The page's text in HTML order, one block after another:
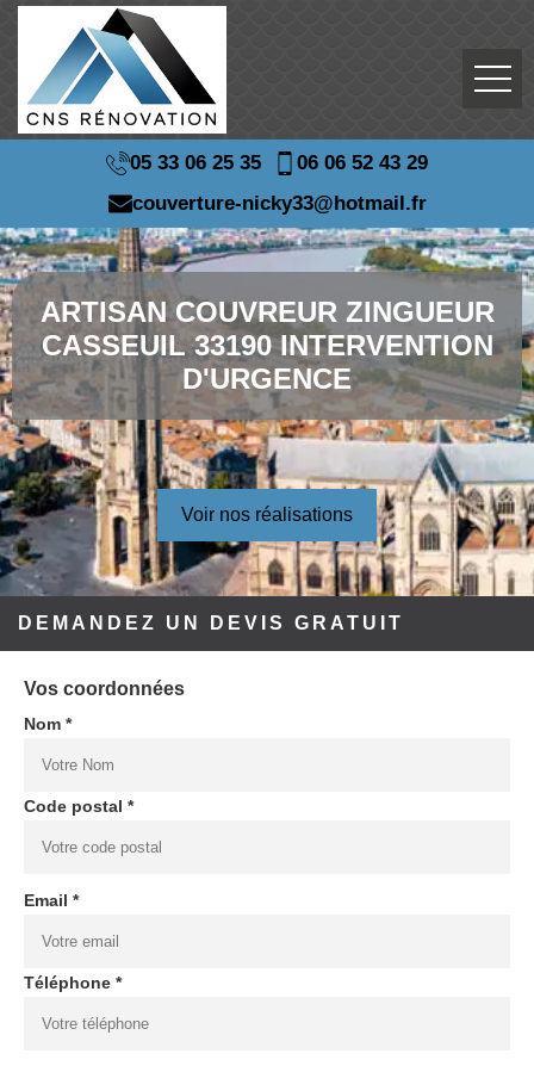
05 33 06 25 35
06 06 52 43 29
couverture-nicky33@hotmail.fr
ARTISAN COUVREUR ZINGUEUR
CASSEUIL 33190 INTERVENTION
D'URGENCE
Voir nos réalisations
DEMANDEZ UN DEVIS GRATUIT
Vos coordonnées
Nom *
Code postal *
Email *
Téléphone *